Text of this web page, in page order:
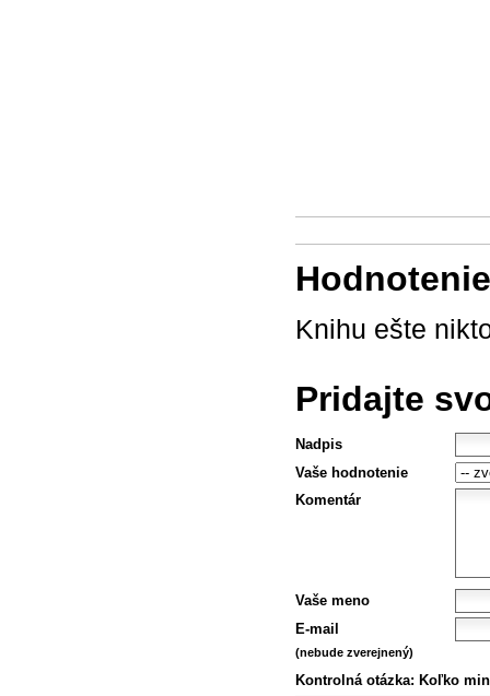
Knihu ešte
Pridajte
Nadpis
Vaše hodnotenie
Komentár
Vaše meno
E-mail
(nebude zverejnený)
Kontrolná otázka: Koľko